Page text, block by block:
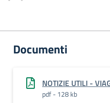
Documenti
NOTIZIE UTILI -
pdf - 128 kb